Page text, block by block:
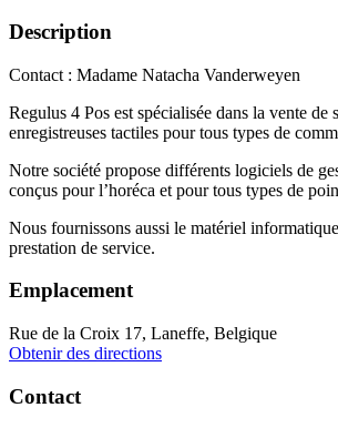
Description
Contact : Madame Natacha Vanderweyen
Regulus 4 Pos est spécialisée dans la vente de
enregistreuses tactiles pour tous types de
Notre société propose différents logiciels de
conçus pour l’horéca et pour tous types de
Nous fournissons aussi le matériel
prestation de service.
Emplacement
Rue de la Croix 17, Laneffe, Belgique
Obtenir des directions
Contact